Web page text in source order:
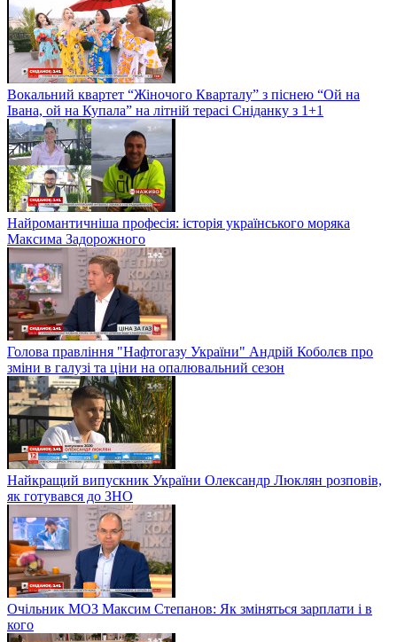
Вокальний квартет “Жіночого Кварталу” з піснею “Ой на
Івана, ой на Купала” на літній терасі Сніданку з 1+1
Найромантичніша професія: історія українського моряка
Максима Задорожного
Голова правління "Нафтогазу України" Андрій Коболєв про
зміни в галузі та ціни на опалювальний сезон
Найкращий випускник України Олександр Люклян розповів,
як готувався до ЗНО
Очільник МОЗ Максим Степанов: Як зміняться зарплати і в
кого